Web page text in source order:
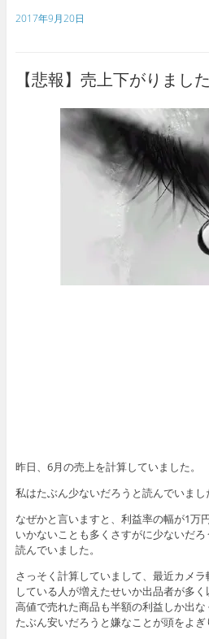
2017年9月20日
【悲報】売上下がりまし
昨日、6月の売上を計算していました。
私はたぶん少ないだろうと読んでいまし
なぜかと言いますと、利益率の幅が1万
いかないことも多くさすがに少ないだろ
読んでいました。
さっそく計算していまして、最近カメラ
している人が増えたせいか出品者が多く
高値で売れた商品も半額の利益しか出な
たぶん安いだろうと嫌なことが頭をよぎ